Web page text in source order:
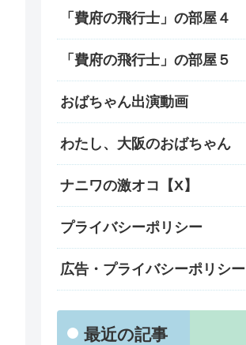
「費府の飛行士」の部屋４
「費府の飛行士」の部屋５
おばちゃん出演動画
わたし、大阪のおばちゃん
ナニワの激オコ【X】
プライバシーポリシー
広告・プライバシーポリシー
最近の記事